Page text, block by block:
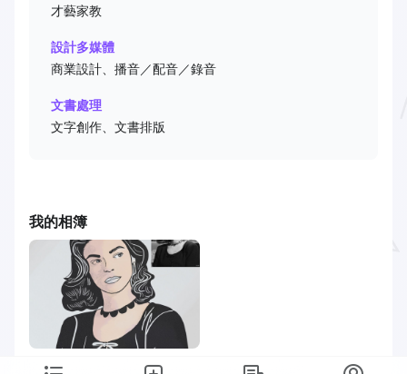
才藝家教
設計多媒體
商業設計、播音／配音／錄音
文書處理
文字創作、文書排版
我的相簿